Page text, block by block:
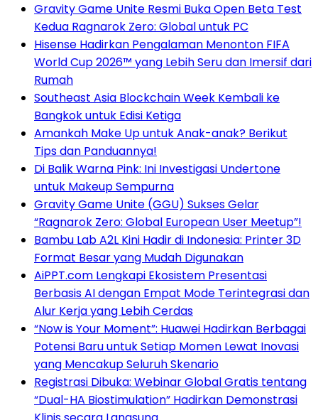
Gravity Game Unite Resmi Buka Open Beta Test
Kedua Ragnarok Zero: Global untuk PC
Hisense Hadirkan Pengalaman Menonton FIFA
World Cup 2026™ yang Lebih Seru dan Imersif dari
Rumah
Southeast Asia Blockchain Week Kembali ke
Bangkok untuk Edisi Ketiga
Amankah Make Up untuk Anak-anak? Berikut
Tips dan Panduannya!
Di Balik Warna Pink: Ini Investigasi Undertone
untuk Makeup Sempurna
Gravity Game Unite (GGU) Sukses Gelar
“Ragnarok Zero: Global European User Meetup”!
Bambu Lab A2L Kini Hadir di Indonesia: Printer 3D
Format Besar yang Mudah Digunakan
AiPPT.com Lengkapi Ekosistem Presentasi
Berbasis AI dengan Empat Mode Terintegrasi dan
Alur Kerja yang Lebih Cerdas
“Now is Your Moment”: Huawei Hadirkan Berbagai
Potensi Baru untuk Setiap Momen Lewat Inovasi
yang Mencakup Seluruh Skenario
Registrasi Dibuka: Webinar Global Gratis tentang
“Dual-HA Biostimulation” Hadirkan Demonstrasi